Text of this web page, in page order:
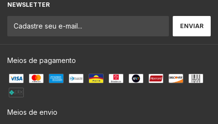
NEWSLETTER
Meios de pagamento
Meios de envio